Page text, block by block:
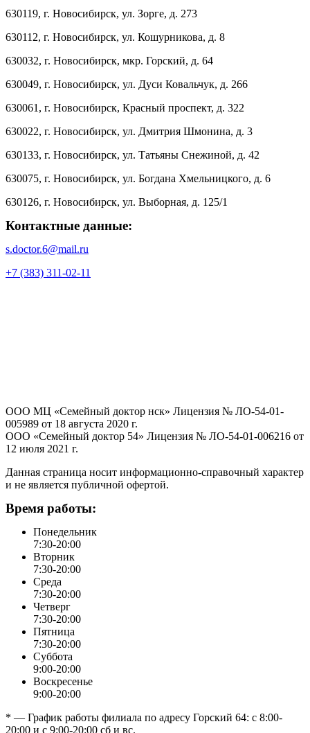
630119, г. Новосибирск, ул. Зорге, д. 273
630112, г. Новосибирск, ул. Кошурникова, д. 8
630032, г. Новосибирск, мкр. Горский, д. 64
630049, г. Новосибирск, ул. Дуси Ковальчук, д. 266
630061, г. Новосибирск, Красный проспект, д. 322
630022, г. Новосибирск, ул. Дмитрия Шмонина, д. 3
630133, г. Новосибирск, ул. Татьяны Снежиной, д. 42
630075, г. Новосибирск, ул. Богдана Хмельницкого, д. 6
630126, г. Новосибирск, ул. Выборная, д. 125/1
Контактные данные:
s.doctor.6@mail.ru
+7 (383) 311-02-11
ООО МЦ «Семейный доктор нск» Лицензия № ЛО-54-01-
005989 от 18 августа 2020 г.
ООО «Семейный доктор 54» Лицензия № ЛО-54-01-006216 от
12 июля 2021 г.
Данная страница носит информационно-справочный характер
и не является публичной офертой.
Время работы:
Понедельник
7:30-20:00
Вторник
7:30-20:00
Среда
7:30-20:00
Четверг
7:30-20:00
Пятница
7:30-20:00
Суббота
9:00-20:00
Воскресенье
9:00-20:00
* — График работы филиала по адресу Горский 64: с 8:00-
20:00 и с 9:00-20:00 сб и вс.